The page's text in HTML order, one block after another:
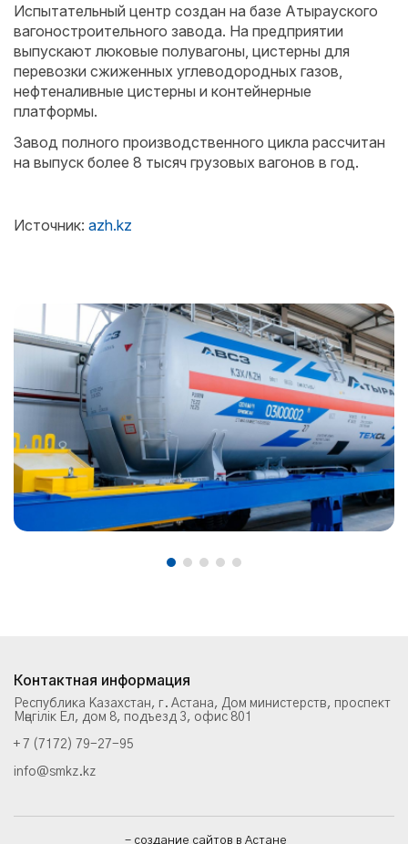
Испытательный центр создан на базе Атырауского
вагоностроительного завода. На предприятии
выпускают люковые полувагоны, цистерны для
перевозки сжиженных углеводородных газов,
нефтеналивные цистерны и контейнерные
платформы.
Завод полного производственного цикла рассчитан
на выпуск более 8 тысяч грузовых вагонов в год.
Источник: azh.kz
Контактная информация
Республика Казахстан, г. Астана, Дом министерств, проспект
Мәңгілік Ел, дом 8, подъезд 3, офис 801
+ 7 (7172) 79-27-95
info@smkz.kz
- создание сайтов в Астане